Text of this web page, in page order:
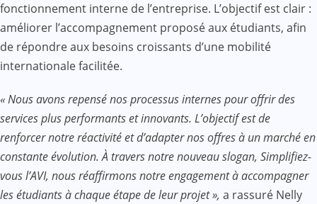
fonctionnement interne de l’entreprise. L’objectif est clair :
améliorer l’accompagnement proposé aux étudiants, afin
de répondre aux besoins croissants d’une mobilité
internationale facilitée.
« Nous avons repensé nos processus internes pour offrir des
services plus performants et innovants. L’objectif est de
renforcer notre réactivité et d’adapter nos offres à un marché en
constante évolution. À travers notre nouveau slogan, Simplifiez-
vous l’AVI, nous réaffirmons notre engagement à accompagner
les étudiants à chaque étape de leur projet », a rassuré Nelly